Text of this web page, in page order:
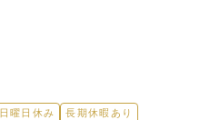
日曜日休み 長期休暇あり